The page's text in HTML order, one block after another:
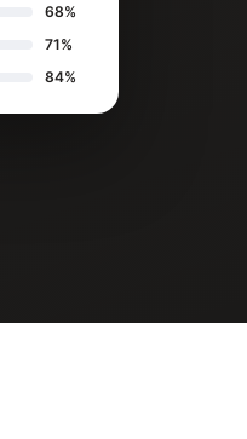
68%
71%
84%